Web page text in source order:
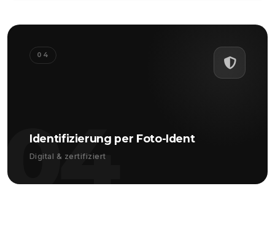
04
04
Identifizierung per Foto-Ident
Digital & zertifiziert